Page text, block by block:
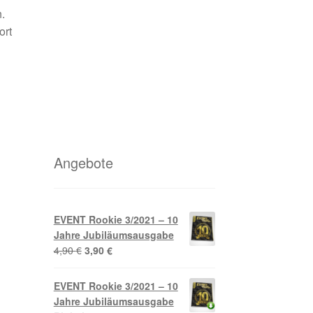
Angebote
EVENT Rookie 3/2021 – 10
Jahre Jubiläumsausgabe
4,90€ Ursprünglicher
war:
4,90 €
3,90 €Aktueller
ist:
3,90 €.
EVENT Rookie 3/2021 – 10
Jahre Jubiläumsausgabe